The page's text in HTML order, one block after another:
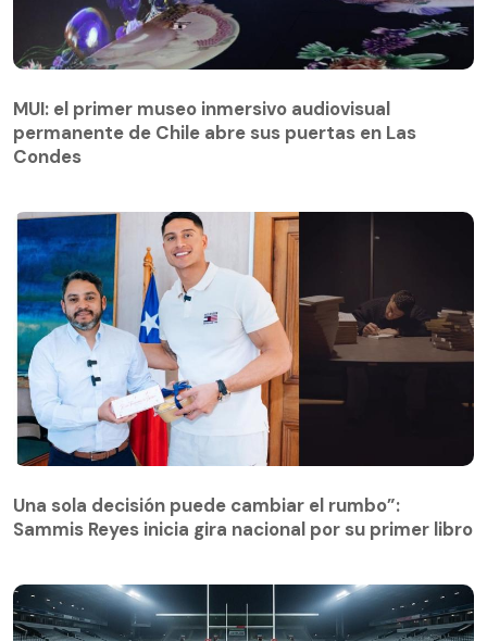
MUI: el primer museo inmersivo audiovisual
permanente de Chile abre sus puertas en Las
Condes
Una sola decisión puede cambiar el rumbo”:
Sammis Reyes inicia gira nacional por su primer libro